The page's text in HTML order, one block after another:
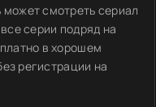
смотреть сериал
серии подряд на
в хорошем
регистрации на